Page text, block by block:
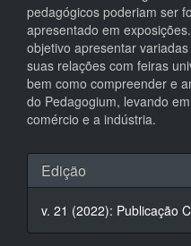
pedagógicos poderiam ser
apresentado em
objetivo apresentar
suas relações com feiras
bem como compreender e
do Pedagogium, levando
comércio e a indústria.
Detalhes
do
artigo
Edição
v. 21 (2022): Publicação